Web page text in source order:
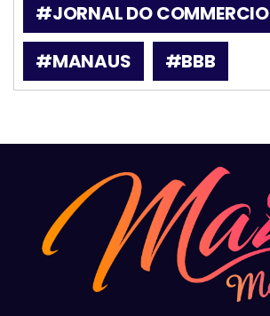
#JORNAL DO COMMERCIO
#MANAUS
#BBB